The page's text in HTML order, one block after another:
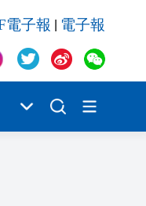
電子報 電子報